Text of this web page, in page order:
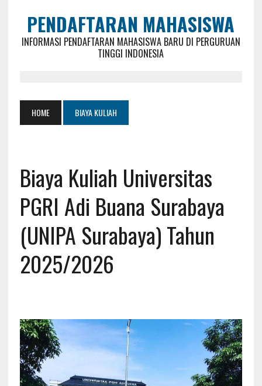
PENDAFTARAN MAHASISWA
INFORMASI PENDAFTARAN MAHASISWA BARU DI PERGURUAN
TINGGI INDONESIA
HOME BIAYA KULIAH
Biaya Kuliah Universitas
PGRI Adi Buana Surabaya
(UNIPA Surabaya) Tahun
2025/2026